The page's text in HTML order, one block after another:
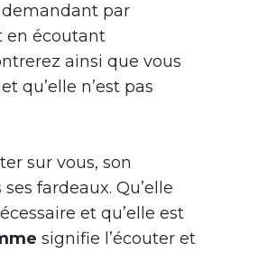
demandant par
en écoutant
ainsi que vous
qu’elle n’est pas
sur vous, son
fardeaux. Qu’elle
et qu’elle est
signifie l’écouter et